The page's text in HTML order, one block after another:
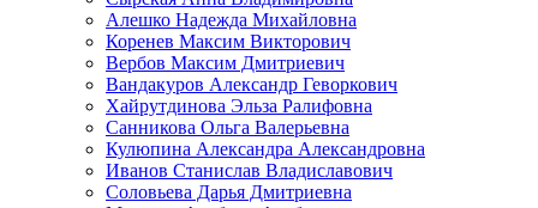
Алешко Надежда Михайловна
Коренев Максим Викторович
Вербов Максим Дмитриевич
Вандакуров Александр Геворкович
Хайрутдинова Эльза Ралифовна
Санникова Ольга Валерьевна
Кулюпина Александра Александровна
Иванов Станислав Владиславович
Соловьева Дарья Дмитриевна